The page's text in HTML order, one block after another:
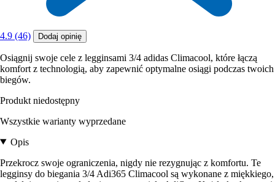
4.9 (46) Dodaj opinię
Osiągnij swoje cele z legginsami 3/4 adidas Climacool, które łączą
komfort z technologią, aby zapewnić optymalne osiągi podczas twoich
biegów.
Produkt niedostępny
Wszystkie warianty wyprzedane
Opis
Przekrocz swoje ograniczenia, nigdy nie rezygnując z komfortu. Te
legginsy do biegania 3/4 Adi365 Climacool są wykonane z miękkiego,